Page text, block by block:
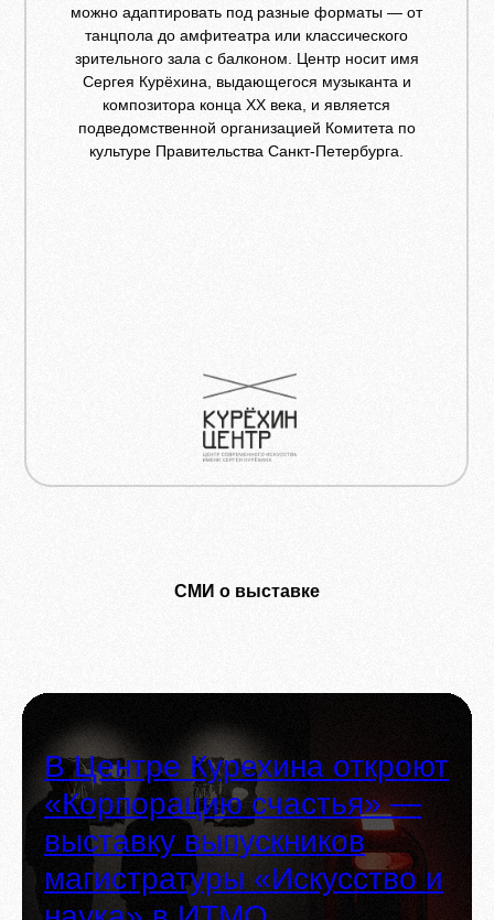
можно адаптировать под разные форматы — от
танцпола до амфитеатра или классического
зрительного зала с балконом. Центр носит имя
Сергея Курёхина, выдающегося музыканта и
композитора конца ХХ века, и является
подведомственной организацией Комитета по
культуре Правительства Санкт-Петербурга.
СМИ о выставке
В Центре Курехина откроют
«Корпорацию счастья» —
выставку выпускников
магистратуры «Искусство и